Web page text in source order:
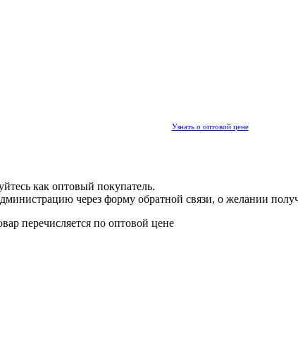
Узнать о оптовой цене
как оптовый покупатель.
через форму обратной связи, о желании
перечисляется по оптовой цене